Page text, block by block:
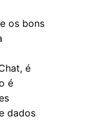
os bons
é
é
dados